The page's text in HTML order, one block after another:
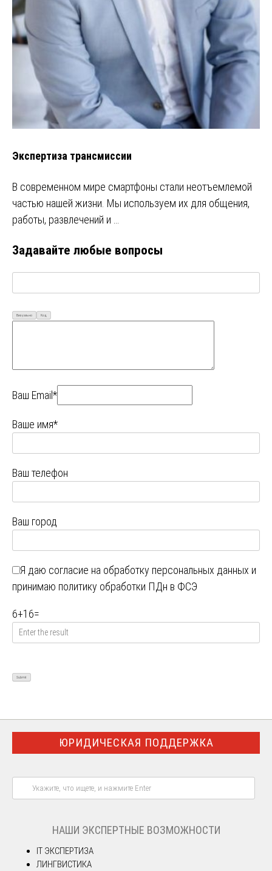
Экспертиза трансмиссии
В современном мире смартфоны стали неотъемлемой
частью нашей жизни. Мы используем их для общения,
работы, развлечений и …
Задавайте любые вопросы
Визуально Код
Ваш Email*
Ваше имя*
Ваш телефон
Ваш город
Я даю согласие на обработку персональных данных и
принимаю политику обработки ПДн в ФСЭ
6+16=
ЮРИДИЧЕСКАЯ ПОДДЕРЖКА
НАШИ ЭКСПЕРТНЫЕ ВОЗМОЖНОСТИ
IT ЭКСПЕРТИЗА
ЛИНГВИСТИКА